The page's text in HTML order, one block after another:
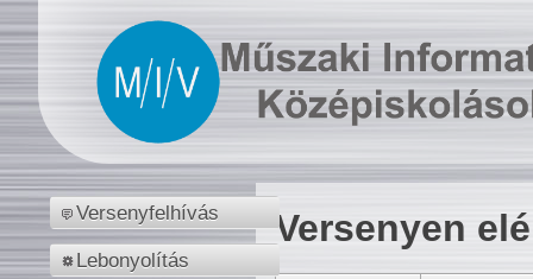
Versenyfelhívás
Lebonyolítás
Versenyen